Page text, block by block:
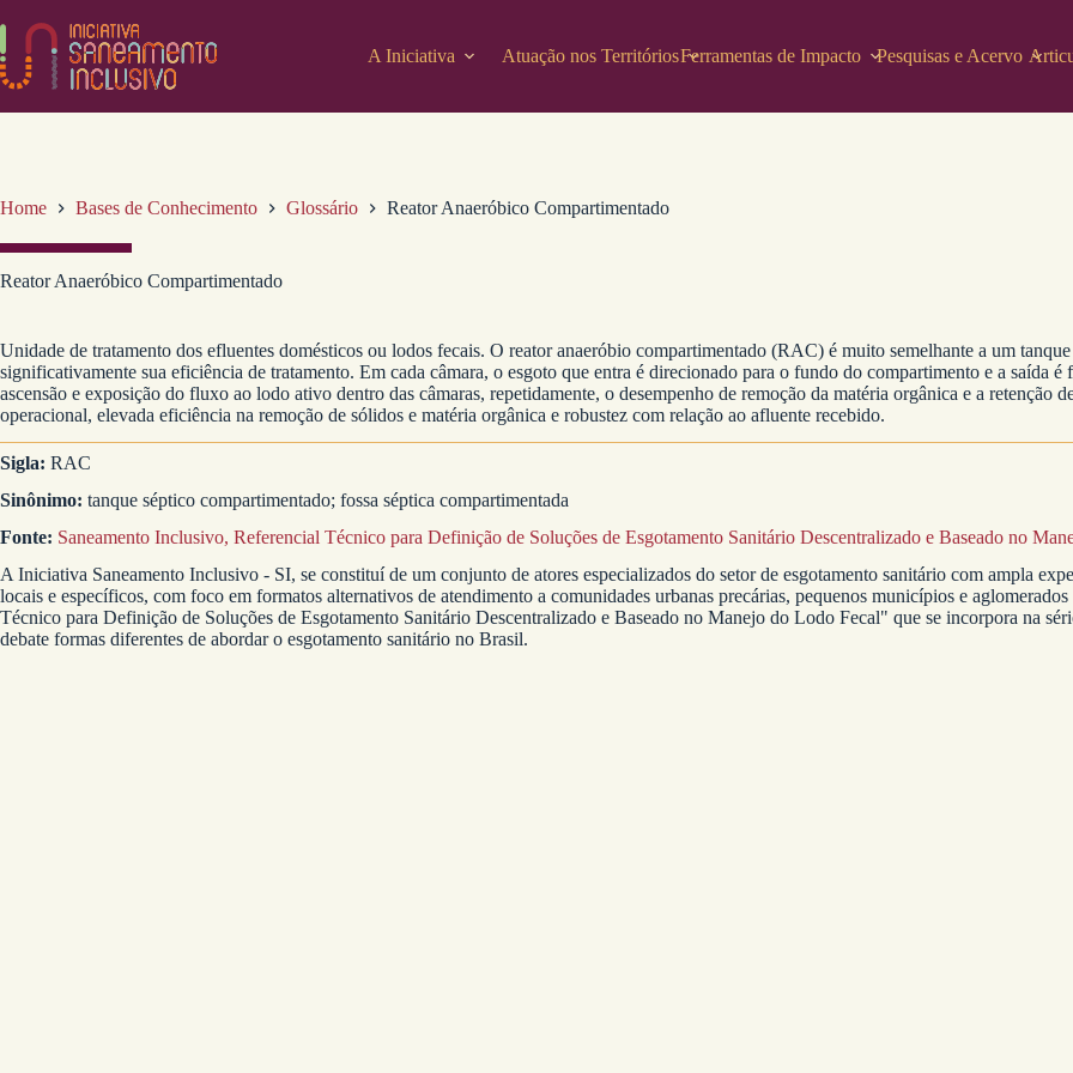
para
o
conteúdo
A Iniciativa Atuação nos TerritóriosFerramentas de Impacto Pesquisas e Acervo
Home Bases de Conhecimento Glossário Reator Anaeróbico Compartimentado
Reator Anaeróbico Compartimentado
Unidade de tratamento dos efluentes domésticos ou lodos fecais. O reator anaeróbio compartimentado (RAC) é muito semelhante a um
significativamente sua eficiência de tratamento. Em cada câmara, o esgoto que entra é direcionado para o fundo do compartimento e a saída é
ascensão e exposição do fluxo ao lodo ativo dentro das câmaras, repetidamente, o desempenho de remoção da matéria orgânica e a retenção
operacional, elevada eficiência na remoção de sólidos e matéria orgânica e robustez com relação ao afluente recebido.
Sigla: RAC
Sinônimo: tanque séptico compartimentado; fossa séptica compartimentada
Fonte: Saneamento Inclusivo, Referencial Técnico para Definição de Soluções de Esgotamento Sanitário Descentralizado e Baseado no
A Iniciativa Saneamento Inclusivo - SI, se constituí de um conjunto de atores especializados do setor de esgotamento sanitário com ampla
locais e específicos, com foco em formatos alternativos de atendimento a comunidades urbanas precárias, pequenos municípios e
Técnico para Definição de Soluções de Esgotamento Sanitário Descentralizado e Baseado no Manejo do Lodo Fecal" que se incorpora na
debate formas diferentes de abordar o esgotamento sanitário no Brasil.